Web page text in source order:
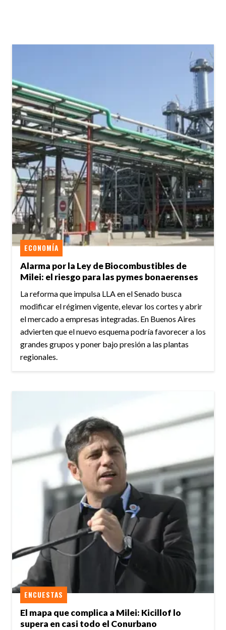
Alarma por la Ley de Biocombustibles de
Milei: el riesgo para las pymes bonaerenses
ECONOMÍA
La reforma que impulsa LLA en el Senado busca
modificar el régimen vigente, elevar los cortes y abrir
el mercado a empresas integradas. En Buenos Aires
advierten que el nuevo esquema podría favorecer a los
grandes grupos y poner bajo presión a las plantas
regionales.
El mapa que complica a Milei: Kicillof lo
supera en casi todo el Conurbano
ENCUESTAS